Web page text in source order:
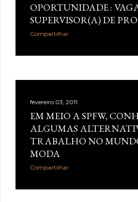
OPORTUNIDADE :
SUPERVISOR(A) DE
Compartilhar
fevereiro 03, 2011
EM MEIO A SPFW,
ALGUMAS
TRABALHO NO
MODA
Compartilhar